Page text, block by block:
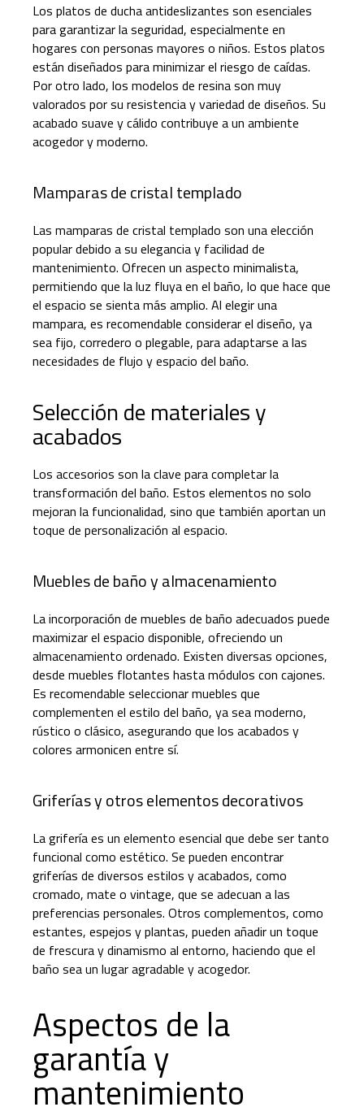
Los platos de ducha antideslizantes son esenciales
para garantizar la seguridad, especialmente en
hogares con personas mayores o niños. Estos platos
están diseñados para minimizar el riesgo de caídas.
Por otro lado, los modelos de resina son muy
valorados por su resistencia y variedad de diseños. Su
acabado suave y cálido contribuye a un ambiente
acogedor y moderno.
Mamparas de cristal templado
Las mamparas de cristal templado son una elección
popular debido a su elegancia y facilidad de
mantenimiento. Ofrecen un aspecto minimalista,
permitiendo que la luz fluya en el baño, lo que hace que
el espacio se sienta más amplio. Al elegir una
mampara, es recomendable considerar el diseño, ya
sea fijo, corredero o plegable, para adaptarse a las
necesidades de flujo y espacio del baño.
Selección de materiales y
acabados
Los accesorios son la clave para completar la
transformación del baño. Estos elementos no solo
mejoran la funcionalidad, sino que también aportan un
toque de personalización al espacio.
Muebles de baño y almacenamiento
La incorporación de muebles de baño adecuados puede
maximizar el espacio disponible, ofreciendo un
almacenamiento ordenado. Existen diversas opciones,
desde muebles flotantes hasta módulos con cajones.
Es recomendable seleccionar muebles que
complementen el estilo del baño, ya sea moderno,
rústico o clásico, asegurando que los acabados y
colores armonicen entre sí.
Griferías y otros elementos decorativos
La grifería es un elemento esencial que debe ser tanto
funcional como estético. Se pueden encontrar
griferías de diversos estilos y acabados, como
cromado, mate o vintage, que se adecuan a las
preferencias personales. Otros complementos, como
estantes, espejos y plantas, pueden añadir un toque
de frescura y dinamismo al entorno, haciendo que el
baño sea un lugar agradable y acogedor.
Aspectos de la
garantía y
mantenimiento